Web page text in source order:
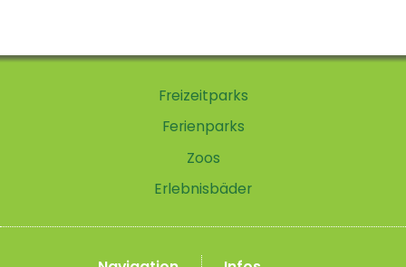
Freizeitparks
Ferienparks
Zoos
Erlebnisbäder